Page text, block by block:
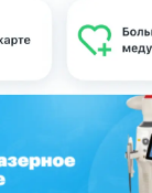
городах